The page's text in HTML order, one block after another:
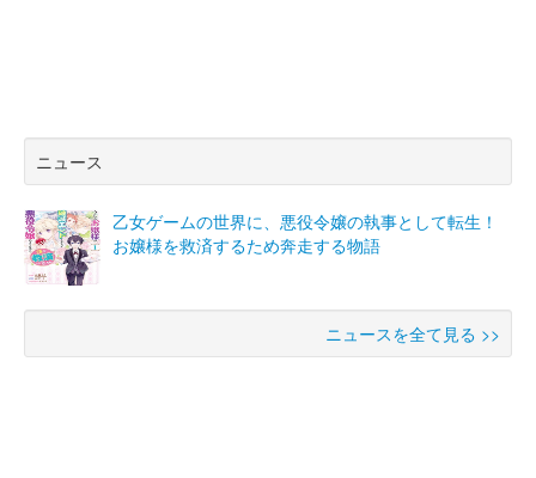
ニュース
乙女ゲームの世界に、悪役令嬢の執事として転生！
お嬢様を救済するため奔走する物語
ニュースを全て見る >>